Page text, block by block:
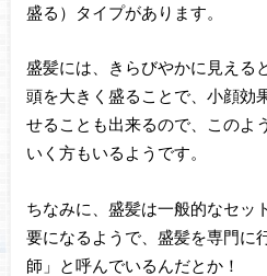
盛る）タイプがあります。
盛髪には、きらびやかに見える
頭を大きく盛ることで、小顔効
せることも出来るので、このよ
いく方もいるようです。
ちなみに、盛髪は一般的なセッ
要になるようで、盛髪を専門に
師」と呼んでいるんだとか！